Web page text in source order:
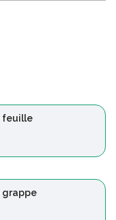
feuille
grappe